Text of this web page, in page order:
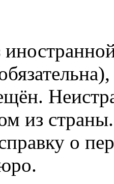
из
о